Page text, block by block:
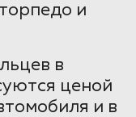
и
в
ценой
и в